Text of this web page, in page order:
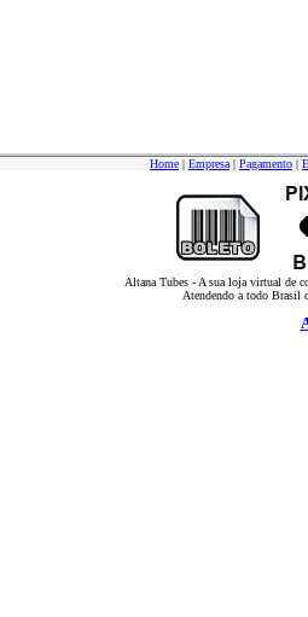
Home | Empresa | Pagamento |
Altana Tubes - A sua loja virtual de
Atendendo a todo Brasil